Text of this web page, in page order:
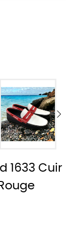
1633 Cuir